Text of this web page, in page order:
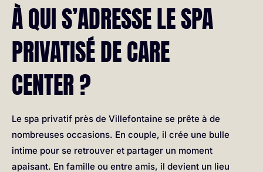
À QUI S’ADRESSE LE SPA
PRIVATISÉ DE CARE
CENTER ?
Le spa privatif près de Villefontaine se prête à de
nombreuses occasions. En couple, il crée une bulle
intime pour se retrouver et partager un moment
apaisant. En famille ou entre amis, il devient un lieu